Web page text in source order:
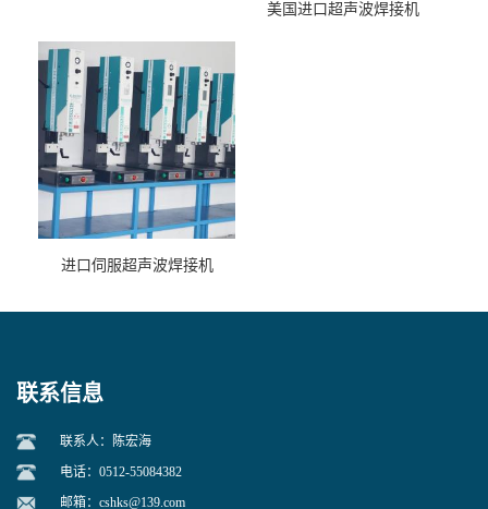
美国进口超声波焊接机
进口伺服超声波焊接机
联系信息
联系人：陈宏海
电话：0512-55084382
邮箱： cshks@139.com